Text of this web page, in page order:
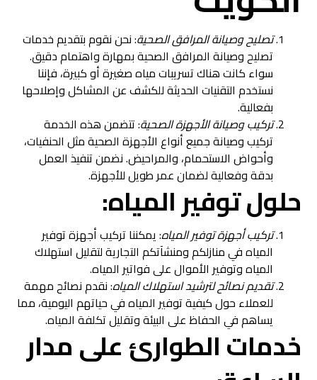
تصليح وصيانة المرافق الصحية: نحن نقوم بتقديم خدمات
تصليح وصيانة المرافق الصحية بمهارة واهتمام دقيق.
سواء كانت هناك تسريبات مياه صغيرة أو كبيرة، فإننا
نستخدم التقنيات الحديثة للكشف عن المشاكل وإصلاحها
بفعالية.
تركيب وصيانة الأجهزة الصحية: تتضمن هذه الخدمة
تركيب وصيانة جميع أنواع الأجهزة الصحية مثل الحنفيات،
وأحواض الاستحمام، والمراحيض. نضمن تنفيذ العمل
بدقة وفعالية لضمان عمر طويل للأجهزة.
حلول توفير المياه:
تركيب أجهزة توفير المياه: يمكننا تركيب أجهزة توفير
المياه في منازلكم ومنشآتكم التجارية لتقليل استهلاك
المياه وتوفير الأموال على فواتير المياه.
تقديم نصائح لترشيد استهلاك المياه: نقدم نصائح مهمة
للعملاء حول كيفية توفير المياه في حياتهم اليومية، مما
يساهم في الحفاظ على البيئة وتقليل تكلفة المياه.
خدمات الطوارئ على مدار